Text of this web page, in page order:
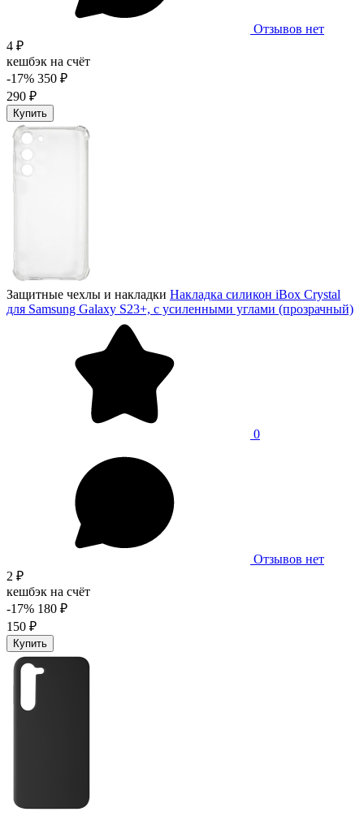
Отзывов нет
4 ₽
кешбэк на счёт
-17% 350 ₽
290 ₽
Купить
Защитные чехлы и накладки Накладка силикон iBox Crystal
для Samsung Galaxy S23+, с усиленными углами (прозрачный)
0
Отзывов нет
2 ₽
кешбэк на счёт
-17% 180 ₽
150 ₽
Купить